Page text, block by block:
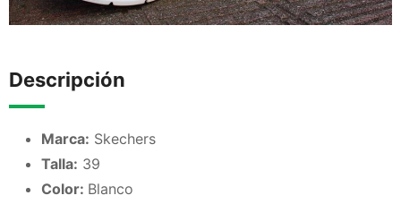
Descripción
Marca: Skechers
Talla: 39
Color: Blanco